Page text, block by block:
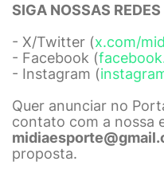
SIGA NOSSAS
- X/Twitter (x.com/
- Facebook (
- Instagram (
Quer anunciar no
contato com a nossa
proposta.